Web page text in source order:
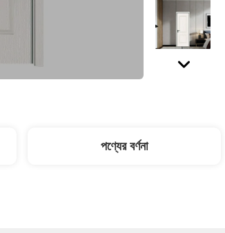
পণ্যের বর্ণনা